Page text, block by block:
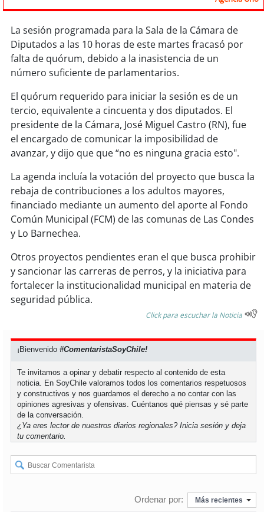
soyiquique
soy calama
soycopiapó
soyvalparaíso
quillota
soy sanantonio
soy chillán
soysancarlos
soytalcahuano
soycoronel
soyarauco
soytemuco
soyvaldivia
soyosorno
La sesión programada para la Sala de la Cámara de
Diputados a las 10 horas de este martes fracasó por
falta de quórum, debido a la inasistencia de un
número suficiente de parlamentarios.
El quórum requerido para iniciar la sesión es de un
tercio, equivalente a cincuenta y dos diputados. El
presidente de la Cámara, José Miguel Castro (RN), fue
el encargado de comunicar la imposibilidad de
avanzar, y dijo que que “no es ninguna gracia esto".
La agenda incluía la votación del proyecto que busca la
rebaja de contribuciones a los adultos mayores,
financiado mediante un aumento del aporte al Fondo
Común Municipal (FCM) de las comunas de Las Condes
y Lo Barnechea.
Otros proyectos pendientes eran el que busca prohibir
y sancionar las carreras de perros, y la iniciativa para
fortalecer la institucionalidad municipal en materia de
seguridad pública.
Click para escuchar la Noticia
¡Bienvenido#ComentaristaSoyChile!
Te invitamos a opinar y debatir respecto al contenido de esta
noticia. En SoyChile valoramos todos los comentarios respetuosos
y constructivos y nos guardamos el derecho a no contar con las
opiniones agresivas y ofensivas. Cuéntanos qué piensas y sé parte
de la conversación.
¿Ya eres lector de nuestros diarios regionales?Inicia sesión y deja
tu comentario.
Ordenar por: Más recientes